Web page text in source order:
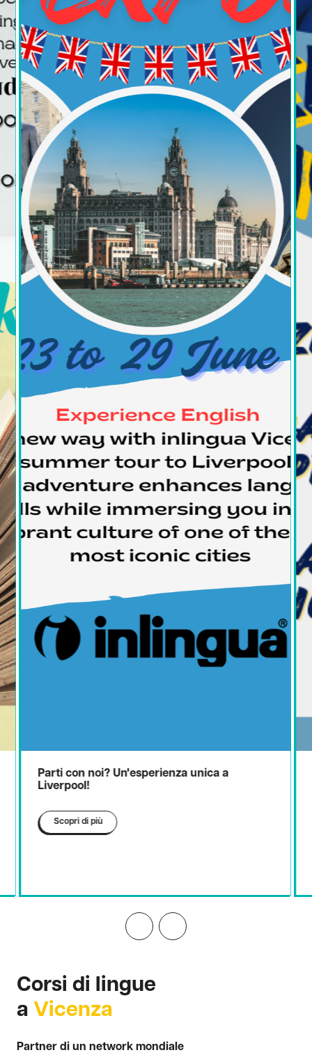
Parti con noi? Un'esperienza unica a
Liverpool!
Scopri di più
Corsi di lingue
a Vicenza
Partner di un network mondiale